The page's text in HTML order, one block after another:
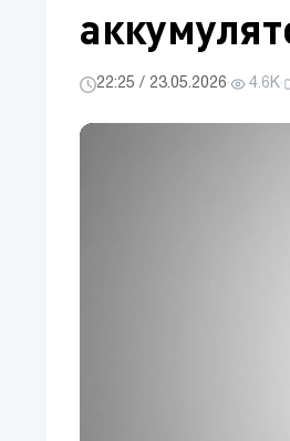
22:25 / 23.05.2026· 4.6K·